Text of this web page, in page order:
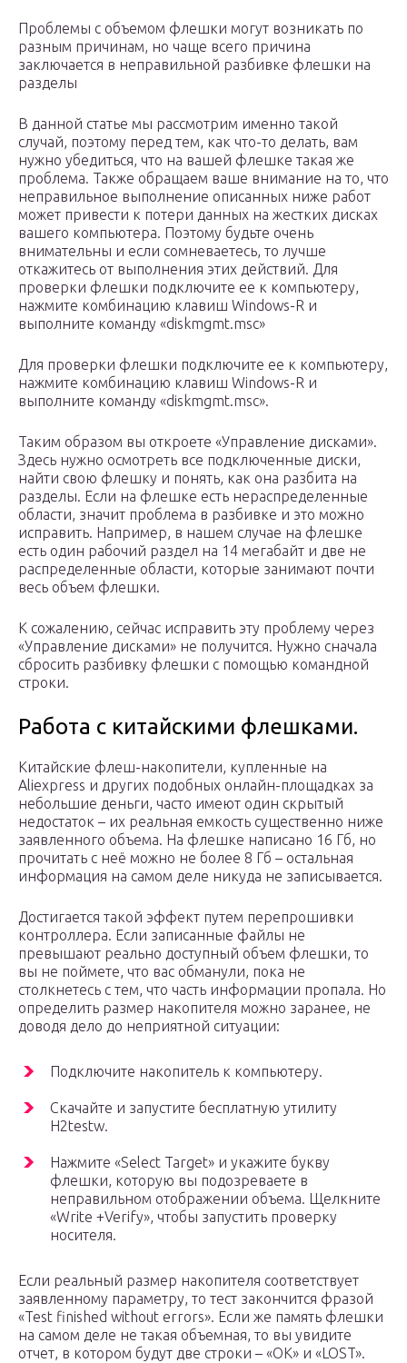
Проблемы с объемом флешки могут возникать по
разным причинам, но чаще всего причина
заключается в неправильной разбивке флешки на
разделы
В данной статье мы рассмотрим именно такой
случай, поэтому перед тем, как что-то делать, вам
нужно убедиться, что на вашей флешке такая же
проблема. Также обращаем ваше внимание на то, что
неправильное выполнение описанных ниже работ
может привести к потери данных на жестких дисках
вашего компьютера. Поэтому будьте очень
внимательны и если сомневаетесь, то лучше
откажитесь от выполнения этих действий. Для
проверки флешки подключите ее к компьютеру,
нажмите комбинацию клавиш Windows-R и
выполните команду «diskmgmt.msc»
Для проверки флешки подключите ее к компьютеру,
нажмите комбинацию клавиш Windows-R и
выполните команду «diskmgmt.msc».
Таким образом вы откроете «Управление дисками».
Здесь нужно осмотреть все подключенные диски,
найти свою флешку и понять, как она разбита на
разделы. Если на флешке есть нераспределенные
области, значит проблема в разбивке и это можно
исправить. Например, в нашем случае на флешке
есть один рабочий раздел на 14 мегабайт и две не
распределенные области, которые занимают почти
весь объем флешки.
К сожалению, сейчас исправить эту проблему через
«Управление дисками» не получится. Нужно сначала
сбросить разбивку флешки с помощью командной
строки.
Работа с китайскими флешками.
Китайские флеш-накопители, купленные на
Aliexpress и других подобных онлайн-площадках за
небольшие деньги, часто имеют один скрытый
недостаток – их реальная емкость существенно ниже
заявленного объема. На флешке написано 16 Гб, но
прочитать с неё можно не более 8 Гб – остальная
информация на самом деле никуда не записывается.
Достигается такой эффект путем перепрошивки
контроллера. Если записанные файлы не
превышают реально доступный объем флешки, то
вы не поймете, что вас обманули, пока не
столкнетесь с тем, что часть информации пропала. Но
определить размер накопителя можно заранее, не
доводя дело до неприятной ситуации:
Подключите накопитель к компьютеру.
Скачайте и запустите бесплатную утилиту
H2testw.
Нажмите «Select Target» и укажите букву
флешки, которую вы подозреваете в
неправильном отображении объема. Щелкните
«Write +Verify», чтобы запустить проверку
носителя.
Если реальный размер накопителя соответствует
заявленному параметру, то тест закончится фразой
«Test finished without errors». Если же память флешки
на самом деле не такая объемная, то вы увидите
отчет, в котором будут две строки – «OK» и «LOST».